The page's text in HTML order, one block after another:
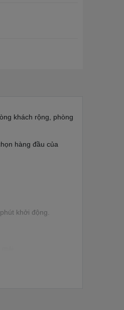
khách rộng, phòng
hàng đầu của
khởi động.